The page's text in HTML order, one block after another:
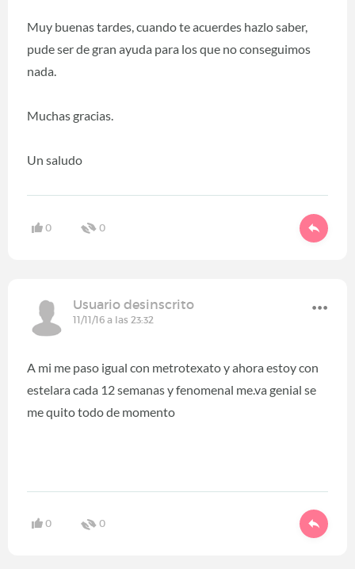
Muy buenas tardes, cuando te acuerdes hazlo saber,
pude ser de gran ayuda para los que no conseguimos
nada.
Muchas gracias.
Un saludo
0 0
Usuario desinscrito
11/11/16 a las 23:32
A mi me paso igual con metrotexato y ahora estoy con
estelara cada 12 semanas y fenomenal me.va genial se
me quito todo de momento
0 0